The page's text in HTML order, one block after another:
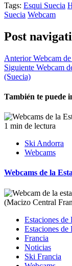
Tags: Esqui Suecia
Suecia Webcam
Post
AnteriorWebcam
Siguiente Webcam
(Suecia)
También te puede
1 min de lectura
Ski Andorra
Webcams
Webcams de la
Estaciones de
Estaciones de
Francia
Noticias
Ski Francia